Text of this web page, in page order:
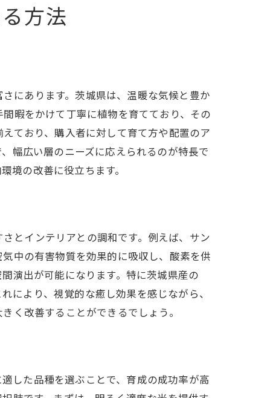
ト
び
魅力
方法
にあります。茨城県は、温暖な気候と豊か
暇をかけて丁寧に植物を育てており、その
ており、購入者に対して育て方や配置のア
幅広い層のニーズに応えられるのが特長で
の改善に役立ちます。
とインテリアとの調和です。例えば、サン
中の有害物質を効果的に吸収し、酸素を供
演出が可能になります。特に茨城県産の
より、視覚的な癒し効果を感じながら、
く改善することができるでしょう。
した品種を選ぶことで、育成の成功率が高